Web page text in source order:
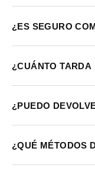
¿ES SEGURO
¿CUÁNTO
¿PUEDO
¿QUÉ MÉTODOS